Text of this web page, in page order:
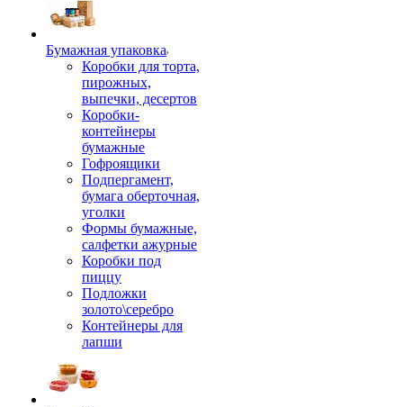
Бумажная упаковка
Коробки для торта,
пирожных,
выпечки, десертов
Коробки-
контейнеры
бумажные
Гофроящики
Подпергамент,
бумага оберточная,
уголки
Формы бумажные,
салфетки ажурные
Коробки под
пиццу
Подложки
золото\серебро
Контейнеры для
лапши